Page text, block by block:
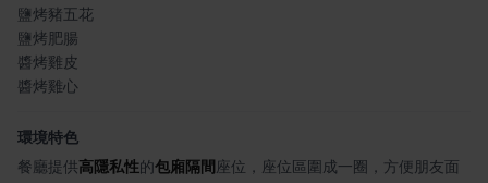
鹽烤豬五花
鹽烤肥腸
醬烤雞皮
醬烤雞心
環境特色
餐廳提供高隱私性的包廂隔間 座位，座位區圍成一圈，方便朋友面